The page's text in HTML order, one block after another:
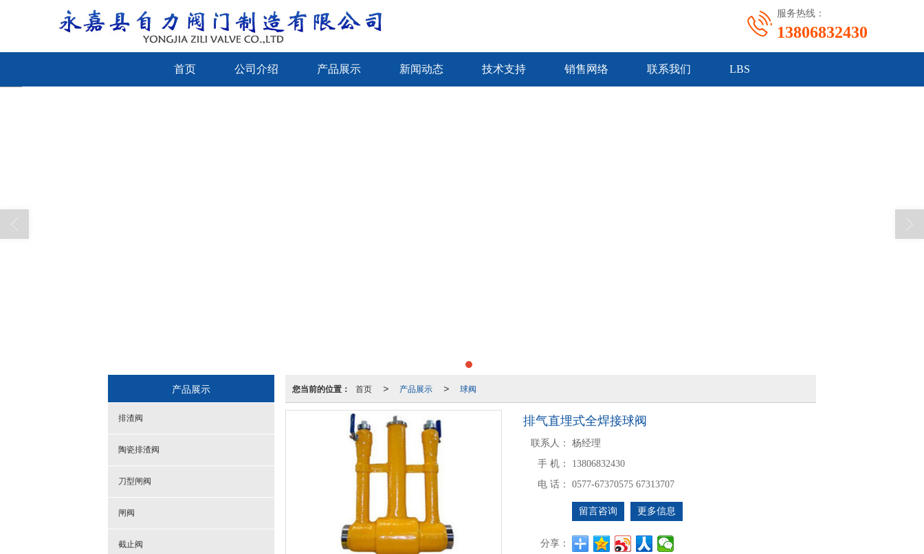
服务热线：
13806832430
首页 公司介绍 产品展示 新闻动态 技术支持 销售网络 联系我们 LBS
您当前的位置： 首页 > 产品展示 > 球阀
排气直埋式全焊接球阀
联系人：
杨经理
手 机：
13806832430
电 话：
0577-67370575 67313707
留言咨询 更多信息
分享：
产品展示
排渣阀
陶瓷排渣阀
刀型闸阀
闸阀
截止阀